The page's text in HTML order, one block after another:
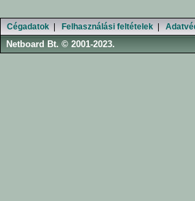
Cégadatok Felhasználási feltételek
Netboard Bt. © 2001-2023.